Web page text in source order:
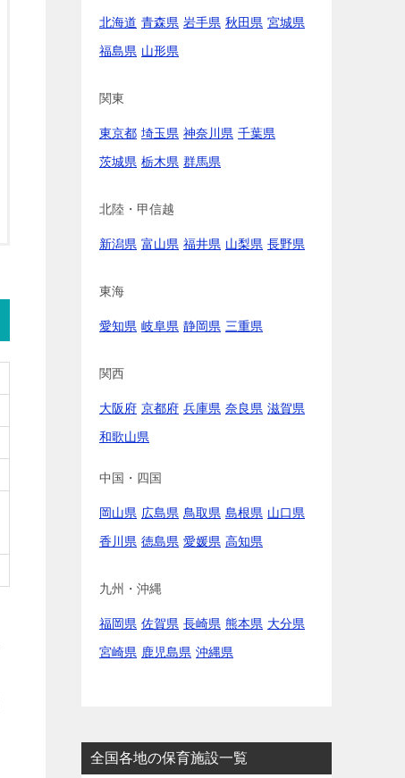
北海道 青森県 岩手県 秋田県 宮城県
福島県 山形県
関東
東京都 埼玉県 神奈川県 千葉県
茨城県 栃木県 群馬県
北陸・甲信越
新潟県 富山県 福井県 山梨県 長野県
東海
愛知県 岐阜県 静岡県 三重県
関西
大阪府 京都府 兵庫県 奈良県 滋賀県
和歌山県
中国・四国
岡山県 広島県 鳥取県 島根県 山口県
香川県 徳島県 愛媛県 高知県
九州・沖縄
福岡県 佐賀県 長崎県 熊本県 大分県
宮崎県 鹿児島県 沖縄県
全国各地の保育施設一覧